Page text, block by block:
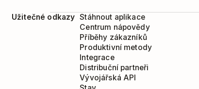
Užitečné odkazy Stáhnout aplikace
Centrum nápovědy
Příběhy zákazníků
Produktivní metody
Integrace
Distribuční partneři
Vývojářská API